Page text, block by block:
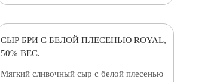
СЫР БРИ С БЕЛОЙ ПЛЕСЕНЬЮ ROYAL,
50% ВЕС.
Мягкий сливочный сыр с белой плесенью